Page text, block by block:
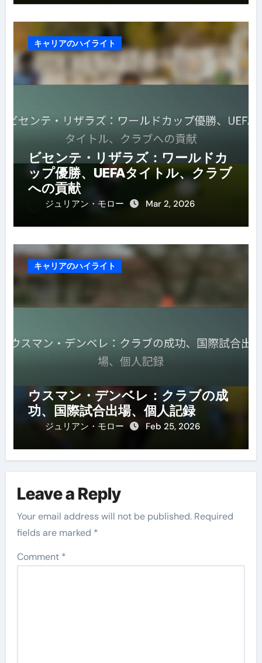
キャリアのハイライト
ビセンテ・リザラズ：ワールドカ
ップ優勝、UEFAタイトル、クラブ
への貢献
ジュリアン・モロー Mar 2, 2026
キャリアのハイライト
ウスマン・デンベレ：クラブの成
功、国際試合出場、個人記録
ジュリアン・モロー Feb 25, 2026
Leave a Reply
Your email address will not be published. Required
fields are marked *
Comment *